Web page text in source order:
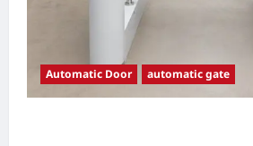
Automatic Door automatic gate